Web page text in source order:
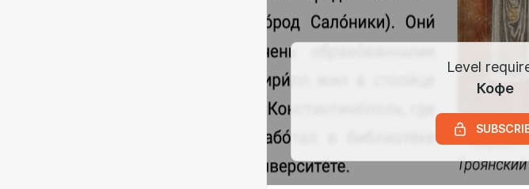
Level
Кофе